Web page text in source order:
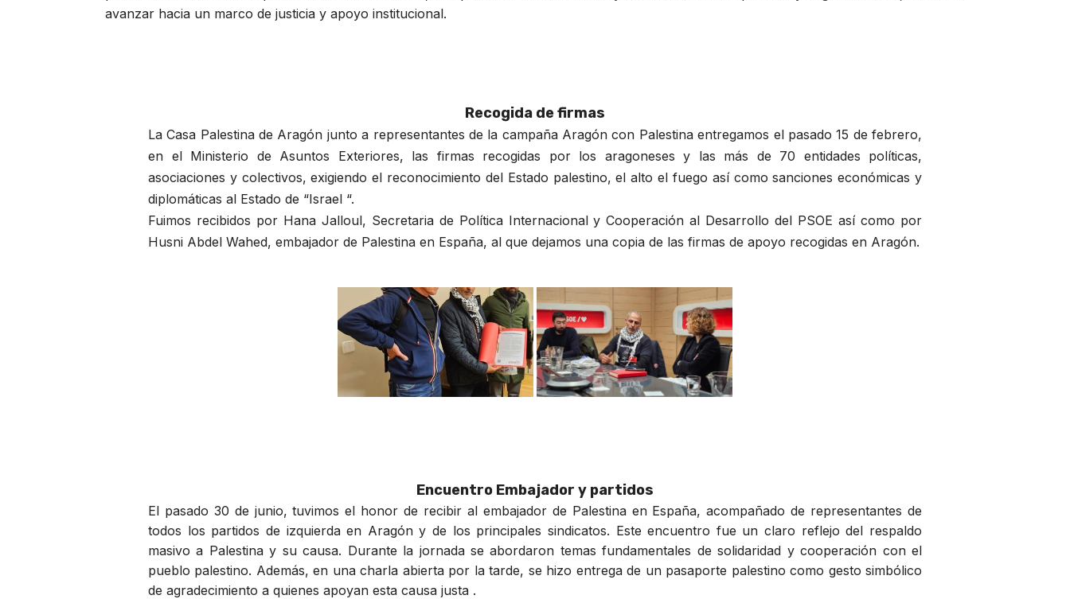
avanzar hacia un marco de justicia y apoyo institucional.
Recogida de firmas
La Casa Palestina de Aragón junto a representantes de la campaña Aragón con Palestina entregamos el pasado 15 de febrero,
en el Ministerio de Asuntos Exteriores, las firmas recogidas por los aragoneses y las más de 70 entidades políticas,
asociaciones y colectivos, exigiendo el reconocimiento del Estado palestino, el alto el fuego así como sanciones económicas y
diplomáticas al Estado de “Israel “.
Fuimos recibidos por Hana Jalloul, Secretaria de Política Internacional y Cooperación al Desarrollo del PSOE así como por
Husni Abdel Wahed, embajador de Palestina en España, al que dejamos una copia de las firmas de apoyo recogidas en Aragón.
Encuentro Embajador y partidos
El pasado 30 de junio, tuvimos el honor de recibir al embajador de Palestina en España, acompañado de representantes de
todos los partidos de izquierda en Aragón y de los principales sindicatos. Este encuentro fue un claro reflejo del respaldo
masivo a Palestina y su causa. Durante la jornada se abordaron temas fundamentales de solidaridad y cooperación con el
pueblo palestino. Además, en una charla abierta por la tarde, se hizo entrega de un pasaporte palestino como gesto simbólico
de agradecimiento a quienes apoyan esta causa justa .